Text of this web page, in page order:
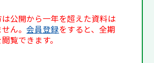
公開から一年を超えた資料は
ん。会員登録をすると、全期
覧できます。